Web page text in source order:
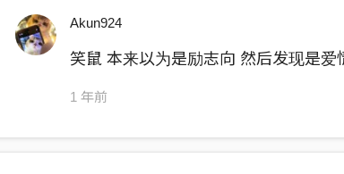
你的夢想很多 但你的夢想不是我
Akun924
笑鼠 本来以为是励志向 然后发现是爱
1 年前